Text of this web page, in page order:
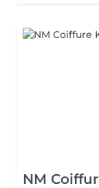
NM